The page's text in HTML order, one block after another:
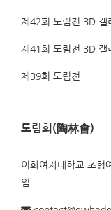
제42회 도림전 3D 갤
제41회 도림전 3D 갤
제39회 도림전
도림회(陶林會)
이화여자대학교 조형
임